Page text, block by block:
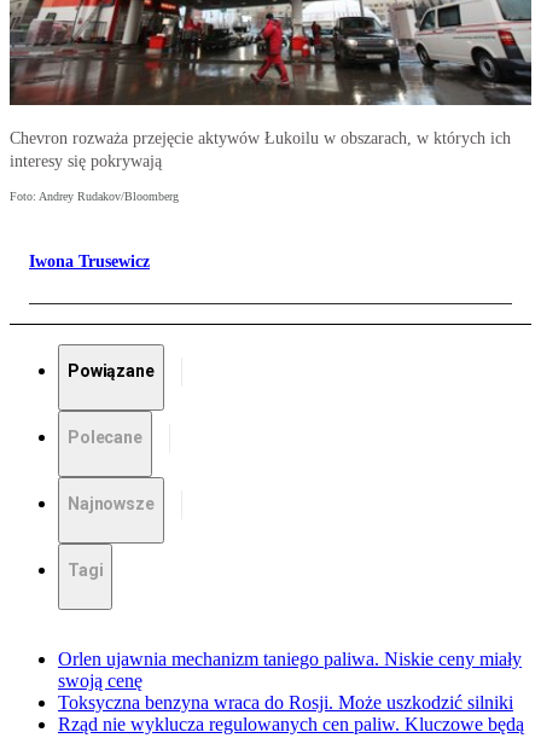
Chevron rozważa przejęcie aktywów Łukoilu w obszarach, w których ich
interesy się pokrywają
Foto: Andrey Rudakov/Bloomberg
Iwona Trusewicz
Powiązane
Polecane
Najnowsze
Tagi
Orlen ujawnia mechanizm taniego paliwa. Niskie ceny miały
swoją cenę
Toksyczna benzyna wraca do Rosji. Może uszkodzić silniki
Rząd nie wyklucza regulowanych cen paliw. Kluczowe będą